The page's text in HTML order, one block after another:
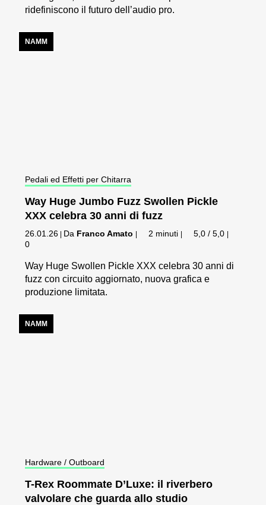
ridefiniscono il futuro dell’audio pro.
NAMM
Pedali ed Effetti per Chitarra
Way Huge Jumbo Fuzz Swollen Pickle
XXX celebra 30 anni di fuzz
26.01.26 Da Franco Amato 2 minuti 5,0 / 5,0
0
Way Huge Swollen Pickle XXX celebra 30 anni di
fuzz con circuito aggiornato, nuova grafica e
produzione limitata.
NAMM
Hardware / Outboard
T-Rex Roommate D’Luxe: il riverbero
valvolare che guarda allo studio